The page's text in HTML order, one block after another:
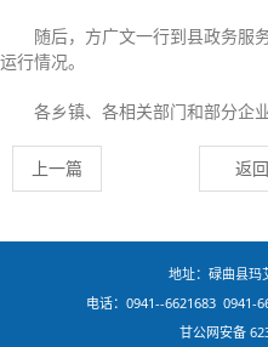
随后，方广文一行到县政务服
运行情况。
各乡镇、各相关部门和部分企
上一篇 返
地址：碌曲县玛
电话：0941--6621683 0941-
甘公网安备